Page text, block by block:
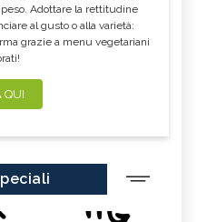
Adottare la rettitudine
al gusto o alla varietà:
grazie a menu vegetariani
QUI